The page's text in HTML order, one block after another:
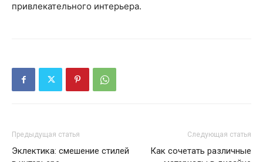
привлекательного интерьера.
Предыдущая статья
Эклектика: смешение стилей
Следующая статья
Как сочетать различные